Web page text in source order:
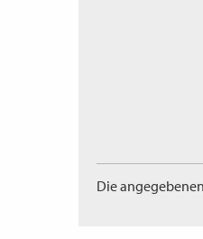
Die